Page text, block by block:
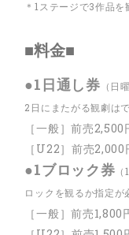
＊1ステージで3作品を
■料金■
●1日通し券 （日
2日にまたがる観劇は
［一般］前売
［U22］前売2,000
●1ブロック券
ロックを観るか指定が
［一般］前売